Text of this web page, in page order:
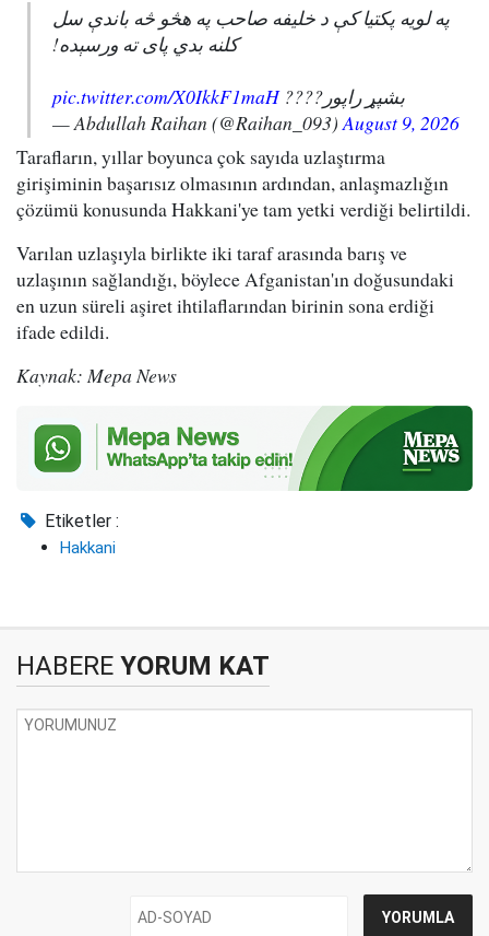
په لویه پکتیا کې د خلیفه صاحب په هڅو څه باندې سل
کلنه بدي پای ته ورسېده!
بشپړ راپور????pic.twitter.com/X0IkkF1maH
— Abdullah Raihan (@Raihan_093)August 9, 2026
Tarafların, yıllar boyunca çok sayıda uzlaştırma
girişiminin başarısız olmasının ardından, anlaşmazlığın
çözümü konusunda Hakkani'ye tam yetki verdiği belirtildi.
Varılan uzlaşıyla birlikte iki taraf arasında barış ve
uzlaşının sağlandığı, böylece Afganistan'ın doğusundaki
en uzun süreli aşiret ihtilaflarından birinin sona erdiği
ifade edildi.
Kaynak: Mepa News
Etiketler :
Hakkani
HABERE YORUM KAT